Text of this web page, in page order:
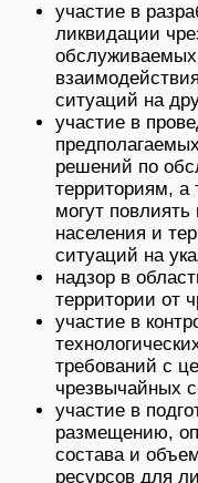
участие в
ликвидации
обслуживаемых
ситуаций на
участие в
решений по
территориям, а
могут
населения и
ситуаций на
надзор в
территории от
участие в
требований с
чрезвычайных
участие в
размещению,
состава и
ресурсов для